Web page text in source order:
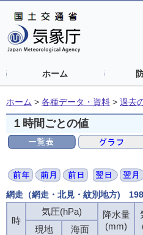
ホーム
ホーム > 各種データ・資料 > 過去
１時間ごとの値
網走（網走・北見・紋別地方)
時
気圧(hPa)
降水量
(mm)
現地
海面